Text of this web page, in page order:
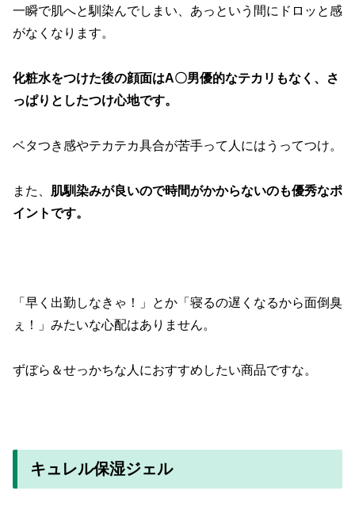
一瞬で肌へと馴染んでしまい、あっという間にドロッと感
がなくなります。
化粧水をつけた後の顔面はA〇男優的なテカリもなく、さ
っぱりとしたつけ心地です。
ベタつき感やテカテカ具合が苦手って人にはうってつけ。
また、 肌馴染みが良いので時間がかからないのも優秀なポ
イントです。
「早く出勤しなきゃ！」とか「寝るの遅くなるから面倒臭
ぇ！」みたいな心配はありません。
ずぼら＆せっかちな人におすすめしたい商品ですな。
キュレル保湿ジェル